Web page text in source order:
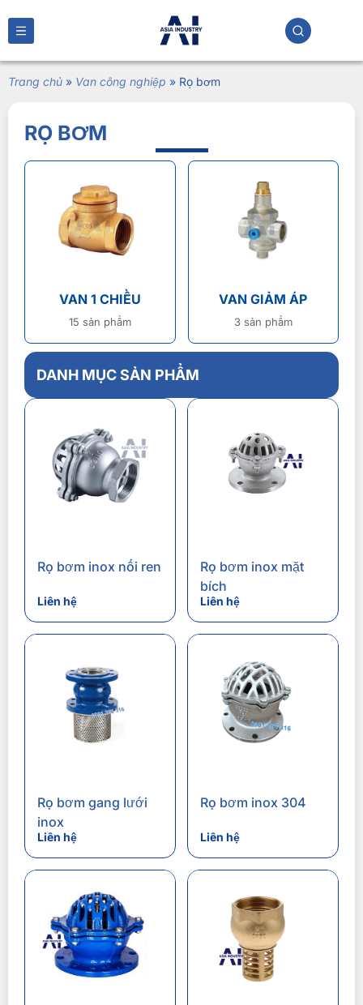
Trang chủ » Van công nghiệp » Rọ bơm
RỌ BƠM
VAN 1 CHIỀU
15 sản phẩm
VAN GIẢM ÁP
3 sản phẩm
DANH MỤC SẢN PHẨM
Rọ bơm inox nối ren
Liên hệ
Rọ bơm inox mặt
bích
Liên hệ
Rọ bơm gang lưới
inox
Liên hệ
Rọ bơm inox 304
Liên hệ